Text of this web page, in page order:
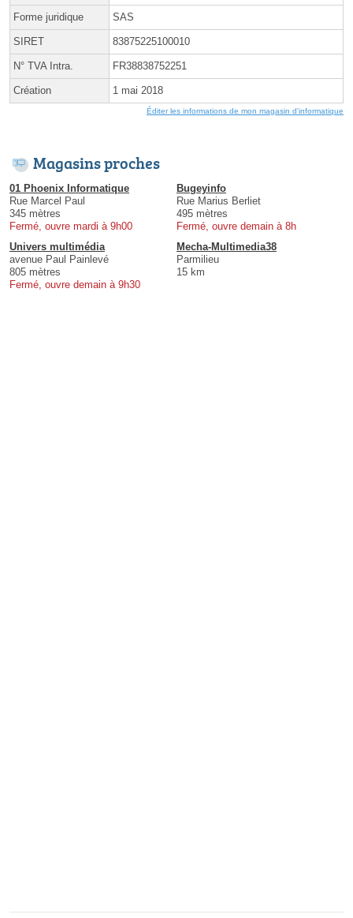
Forme juridique SAS
SIRET 83875225100010
N° TVA Intra. FR38838752251
Création 1 mai 2018
Éditer les informations de mon magasin d'informatique
Magasins proches
01 Phoenix Informatique
Rue Marcel Paul
345 mètres
Fermé, ouvre mardi à 9h00
Bugeyinfo
Rue Marius Berliet
495 mètres
Fermé, ouvre demain à 8h
Univers multimédia
avenue Paul Painlevé
805 mètres
Fermé, ouvre demain à 9h30
Mecha-Multimedia38
Parmilieu
15 km